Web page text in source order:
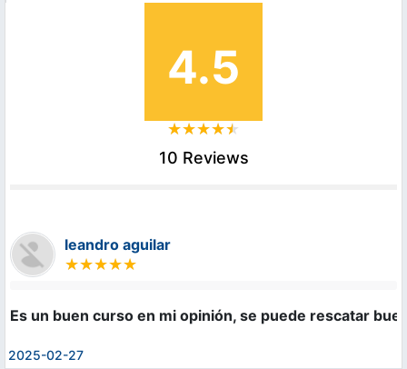
4.5
10 Reviews
leandro aguilar
Es un buen curso en mi opinión, se puede rescatar
2025-02-27